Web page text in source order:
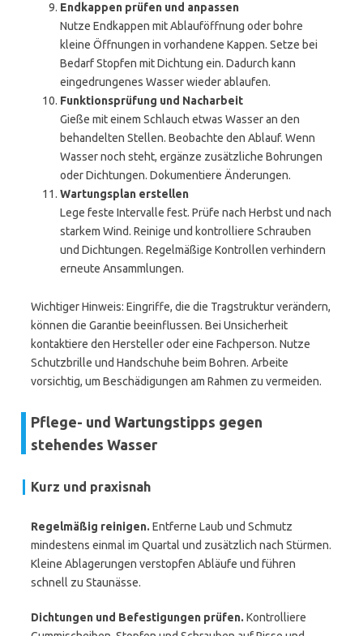
Endkappen prüfen und anpassen
Nutze Endkappen mit Ablauföffnung oder bohre
kleine Öffnungen in vorhandene Kappen. Setze bei
Bedarf Stopfen mit Dichtung ein. Dadurch kann
eingedrungenes Wasser wieder ablaufen.
Funktionsprüfung und Nacharbeit
Gieße mit einem Schlauch etwas Wasser an den
behandelten Stellen. Beobachte den Ablauf. Wenn
Wasser noch steht, ergänze zusätzliche Bohrungen
oder Dichtungen. Dokumentiere Änderungen.
Wartungsplan erstellen
Lege feste Intervalle fest. Prüfe nach Herbst und nach
starkem Wind. Reinige und kontrolliere Schrauben
und Dichtungen. Regelmäßige Kontrollen verhindern
erneute Ansammlungen.
Wichtiger Hinweis: Eingriffe, die die Tragstruktur verändern,
können die Garantie beeinflussen. Bei Unsicherheit
kontaktiere den Hersteller oder eine Fachperson. Nutze
Schutzbrille und Handschuhe beim Bohren. Arbeite
vorsichtig, um Beschädigungen am Rahmen zu vermeiden.
Pflege- und Wartungstipps gegen
stehendes Wasser
Kurz und praxisnah
Regelmäßig reinigen. Entferne Laub und Schmutz
mindestens einmal im Quartal und zusätzlich nach Stürmen.
Kleine Ablagerungen verstopfen Abläufe und führen
schnell zu Staunässe.
Dichtungen und Befestigungen prüfen. Kontrolliere